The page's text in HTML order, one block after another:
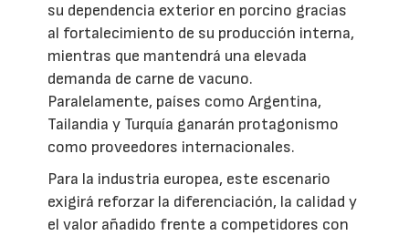
su dependencia exterior en porcino gracias
al fortalecimiento de su producción interna,
mientras que mantendrá una elevada
demanda de carne de vacuno.
Paralelamente, países como Argentina,
Tailandia y Turquía ganarán protagonismo
como proveedores internacionales.
Para la industria europea, este escenario
exigirá reforzar la diferenciación, la calidad y
el valor añadido frente a competidores con